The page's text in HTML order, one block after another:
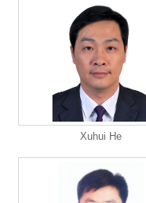
Xuhui He